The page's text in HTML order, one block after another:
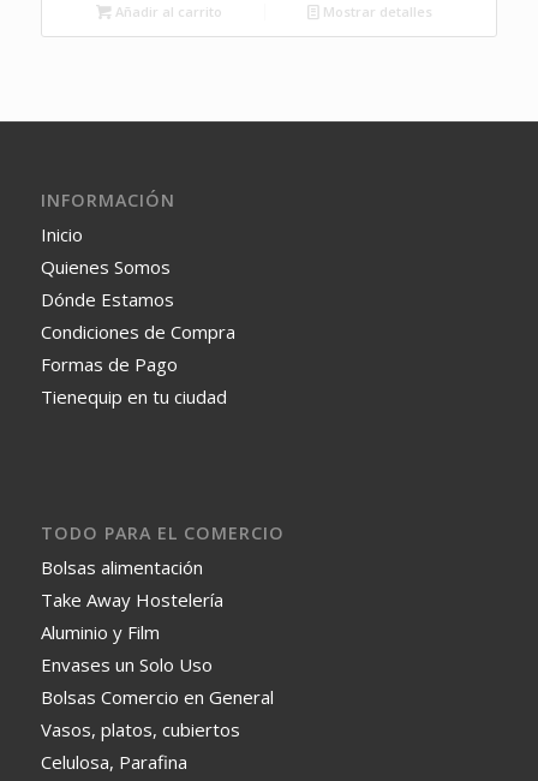
Añadir al carrito Mostrar detalles
INFORMACIÓN
Inicio
Quienes Somos
Dónde Estamos
Condiciones de Compra
Formas de Pago
Tienequip en tu ciudad
TODO PARA EL COMERCIO
Bolsas alimentación
Take Away Hostelería
Aluminio y Film
Envases un Solo Uso
Bolsas Comercio en General
Vasos, platos, cubiertos
Celulosa, Parafina